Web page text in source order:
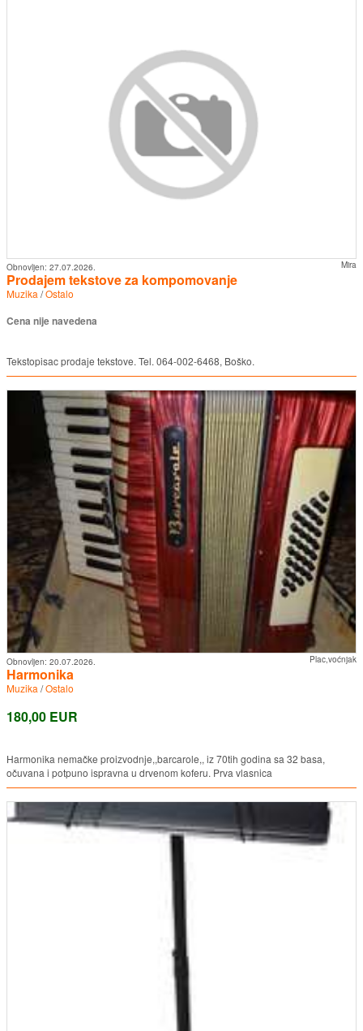
Mira
Obnovljen: 27.07.2026.
Prodajem tekstove za kompomovanje
Muzika /Ostalo
Cena nije navedena
Tekstopisac prodaje tekstove. Tel. 064-002-6468, Boško.
Plac,voćnjak
Obnovljen: 20.07.2026.
Harmonika
Muzika /Ostalo
180,00 EUR
Harmonika nemačke proizvodnje,,barcarole,, iz 70tih godina sa 32 basa,
očuvana i potpuno ispravna u drvenom koferu. Prva vlasnica